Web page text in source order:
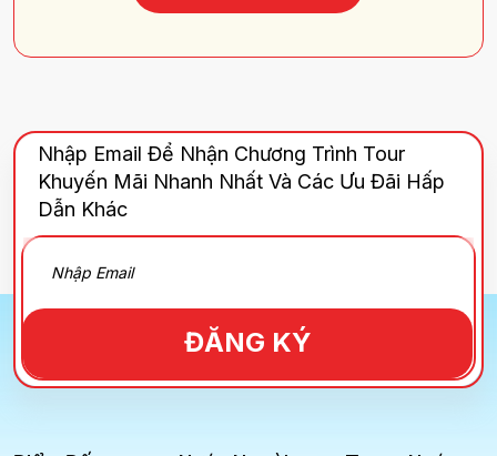
Nhập Email Để Nhận Chương Trình Tour
Khuyến Mãi Nhanh Nhất Và Các Ưu Đãi Hấp
Dẫn Khác
ĐĂNG KÝ